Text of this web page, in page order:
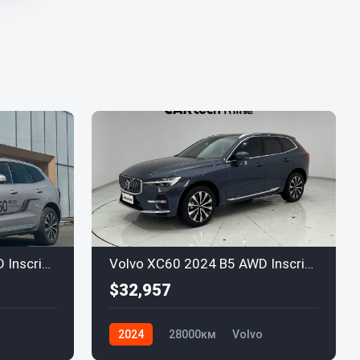
Volvo XC60 2024 B5 AWD Inscription Volvo XC60 2024 B5 AWD Inscription
$32,957
2024 28000км Volvo